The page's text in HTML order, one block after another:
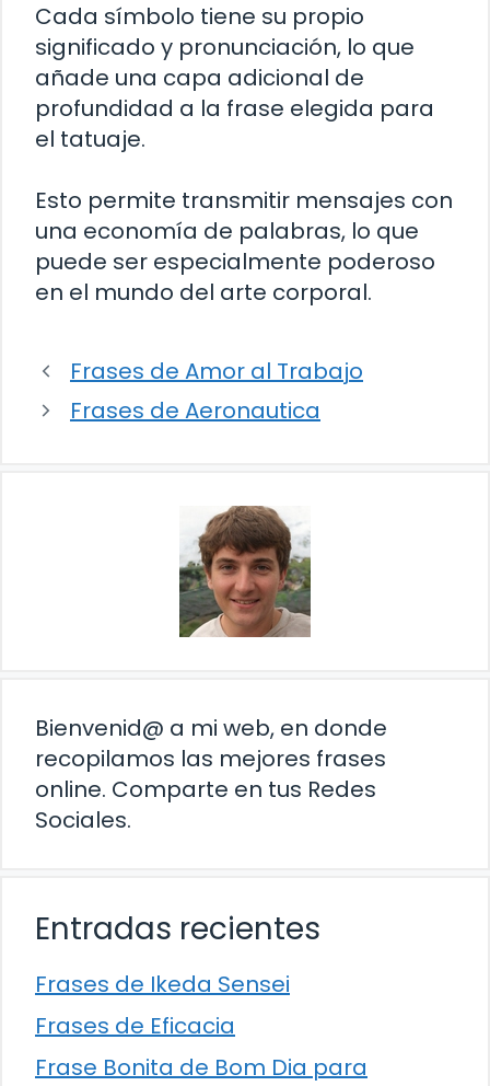
Cada símbolo tiene su propio
significado y pronunciación, lo que
añade una capa adicional de
profundidad a la frase elegida para
el tatuaje.
Esto permite transmitir mensajes con
una economía de palabras, lo que
puede ser especialmente poderoso
en el mundo del arte corporal.
Frases de Amor al Trabajo
Frases de Aeronautica
Bienvenid@ a mi web, en donde
recopilamos las mejores frases
online. Comparte en tus Redes
Sociales.
Entradas recientes
Frases de Ikeda Sensei
Frases de Eficacia
Frase Bonita de Bom Dia para